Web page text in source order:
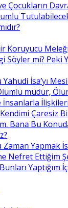
Çocukların
Koruyucu Meleği
Söyler mi? Peki
İsa’yı
müdür,
İnsanlarla
Çaresiz
Bana Bu
Zaman Yapmak
Nefret Ettiğim
Yaptığım